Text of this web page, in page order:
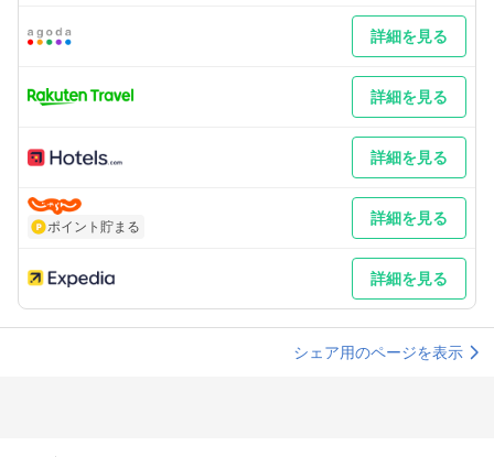
詳細を見る
詳細を見る
詳細を見る
ポイント貯まる 詳細を見る
詳細を見る
シェア用のページを表示